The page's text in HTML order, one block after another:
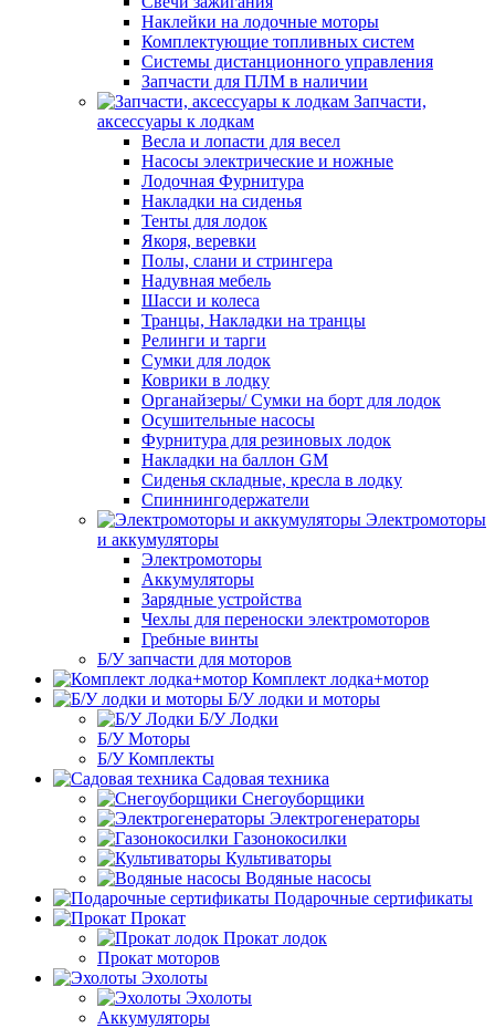
Наклейки на лодочные моторы
Комплектующие топливных систем
Системы дистанционного управления
Запчасти для ПЛМ в наличии
Запчасти,
аксессуары к лодкам
Весла и лопасти для весел
Насосы электрические и ножные
Лодочная Фурнитура
Накладки на сиденья
Тенты для лодок
Якоря, веревки
Полы, слани и стрингера
Надувная мебель
Шасси и колеса
Транцы, Накладки на транцы
Релинги и тарги
Сумки для лодок
Коврики в лодку
Органайзеры/ Сумки на борт для лодок
Осушительные насосы
Фурнитура для резиновых лодок
Накладки на баллон GM
Сиденья складные, кресла в лодку
Спиннингодержатели
Электромоторы
и аккумуляторы
Электромоторы
Аккумуляторы
Зарядные устройства
Чехлы для переноски электромоторов
Гребные винты
Б/У запчасти для моторов
Комплект лодка+мотор
Б/У лодки и моторы
Б/У Лодки
Б/У Моторы
Б/У Комплекты
Садовая техника
Снегоуборщики
Электрогенераторы
Газонокосилки
Культиваторы
Водяные насосы
Подарочные сертификаты
Прокат
Прокат лодок
Прокат моторов
Эхолоты
Эхолоты
Аккумуляторы